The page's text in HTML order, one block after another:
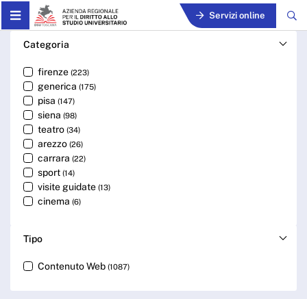
Skip to Main Content Servizi online
Cerca - ARDSU
Categoria
firenze (223)
generica (175)
pisa (147)
siena (98)
teatro (34)
arezzo (26)
carrara (22)
sport (14)
visite guidate (13)
cinema (6)
Tipo
Contenuto Web (1087)